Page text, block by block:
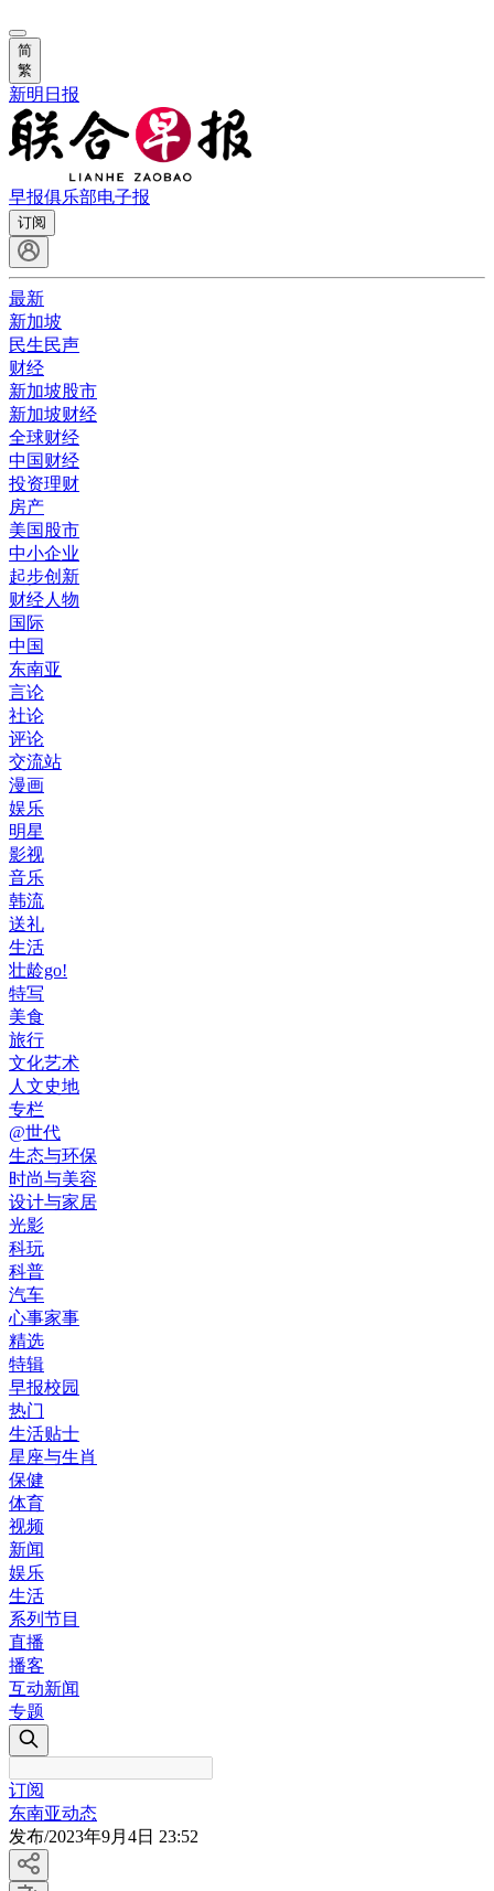
简
繁
新明日报
早报俱乐部电子报
订阅
最新
新加坡
民生民声
财经
新加坡股市
新加坡财经
全球财经
中国财经
投资理财
房产
美国股市
中小企业
起步创新
财经人物
国际
中国
东南亚
言论
社论
评论
交流站
漫画
娱乐
明星
影视
音乐
韩流
送礼
生活
壮龄go!
特写
美食
旅行
文化艺术
人文史地
专栏
@世代
生态与环保
时尚与美容
设计与家居
光影
科玩
科普
汽车
心事家事
精选
特辑
早报校园
热门
生活贴士
星座与生肖
保健
体育
视频
新闻
娱乐
生活
系列节目
直播
播客
互动新闻
专题
订阅
东南亚动态
发布/2023年9月4日 23:52